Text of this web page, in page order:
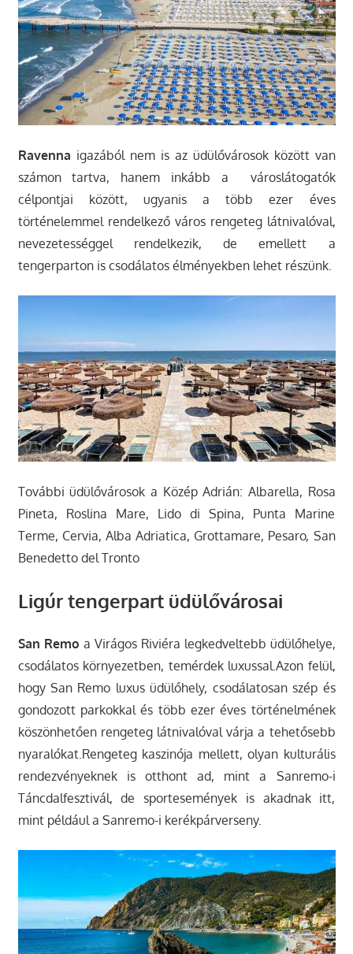
Ravenna igazából nem is az üdülővárosok között van
számon tartva, hanem inkább a városlátogatók
célpontjai között, ugyanis a több ezer éves
történelemmel rendelkező város rengeteg látnivalóval,
nevezetességgel rendelkezik, de emellett a
tengerparton is csodálatos élményekben lehet részünk.
További üdülővárosok a Közép Adrián: Albarella, Rosa
Pineta, Roslina Mare, Lido di Spina, Punta Marine
Terme, Cervia, Alba Adriatica, Grottamare, Pesaro, San
Benedetto del Tronto
Ligúr tengerpart üdülővárosai
San Remo a Virágos Riviéra legkedveltebb üdülőhelye,
csodálatos környezetben, temérdek luxussal.Azon felül,
hogy San Remo luxus üdülőhely, csodálatosan szép és
gondozott parkokkal és több ezer éves történelmének
köszönhetően rengeteg látnivalóval várja a tehetősebb
nyaralókat.Rengeteg kaszinója mellett, olyan kulturális
rendezvényeknek is otthont ad, mint a Sanremo-i
Táncdalfesztivál, de sportesemények is akadnak itt,
mint például a Sanremo-i kerékpárverseny.